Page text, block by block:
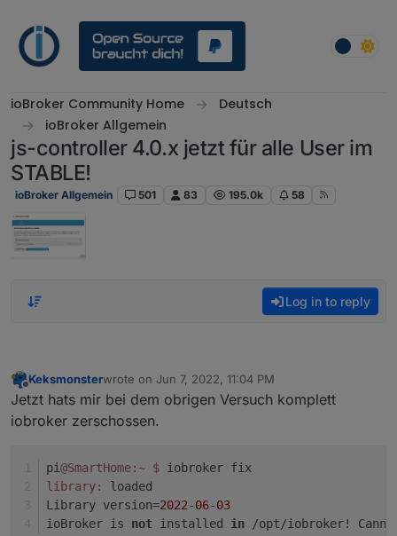
ioBroker Community Home
Deutsch
ioBroker Allgemein
js-controller 4.0.x jetzt für alle User im
STABLE!
ioBroker Allgemein 501 83 195.0k 58
Log in to reply
Offline
Keksmonsterwrote on Jun 7, 2022, 11:04 PM
last edited by
Jetzt hats mir bei dem obrigen Versuch komplett
iobroker zerschossen.
pi@SmartHome:~ $
iobroker fix
library:
loaded
Library version=2022-06-03
ioBroker is not installed in /opt/iobroker!